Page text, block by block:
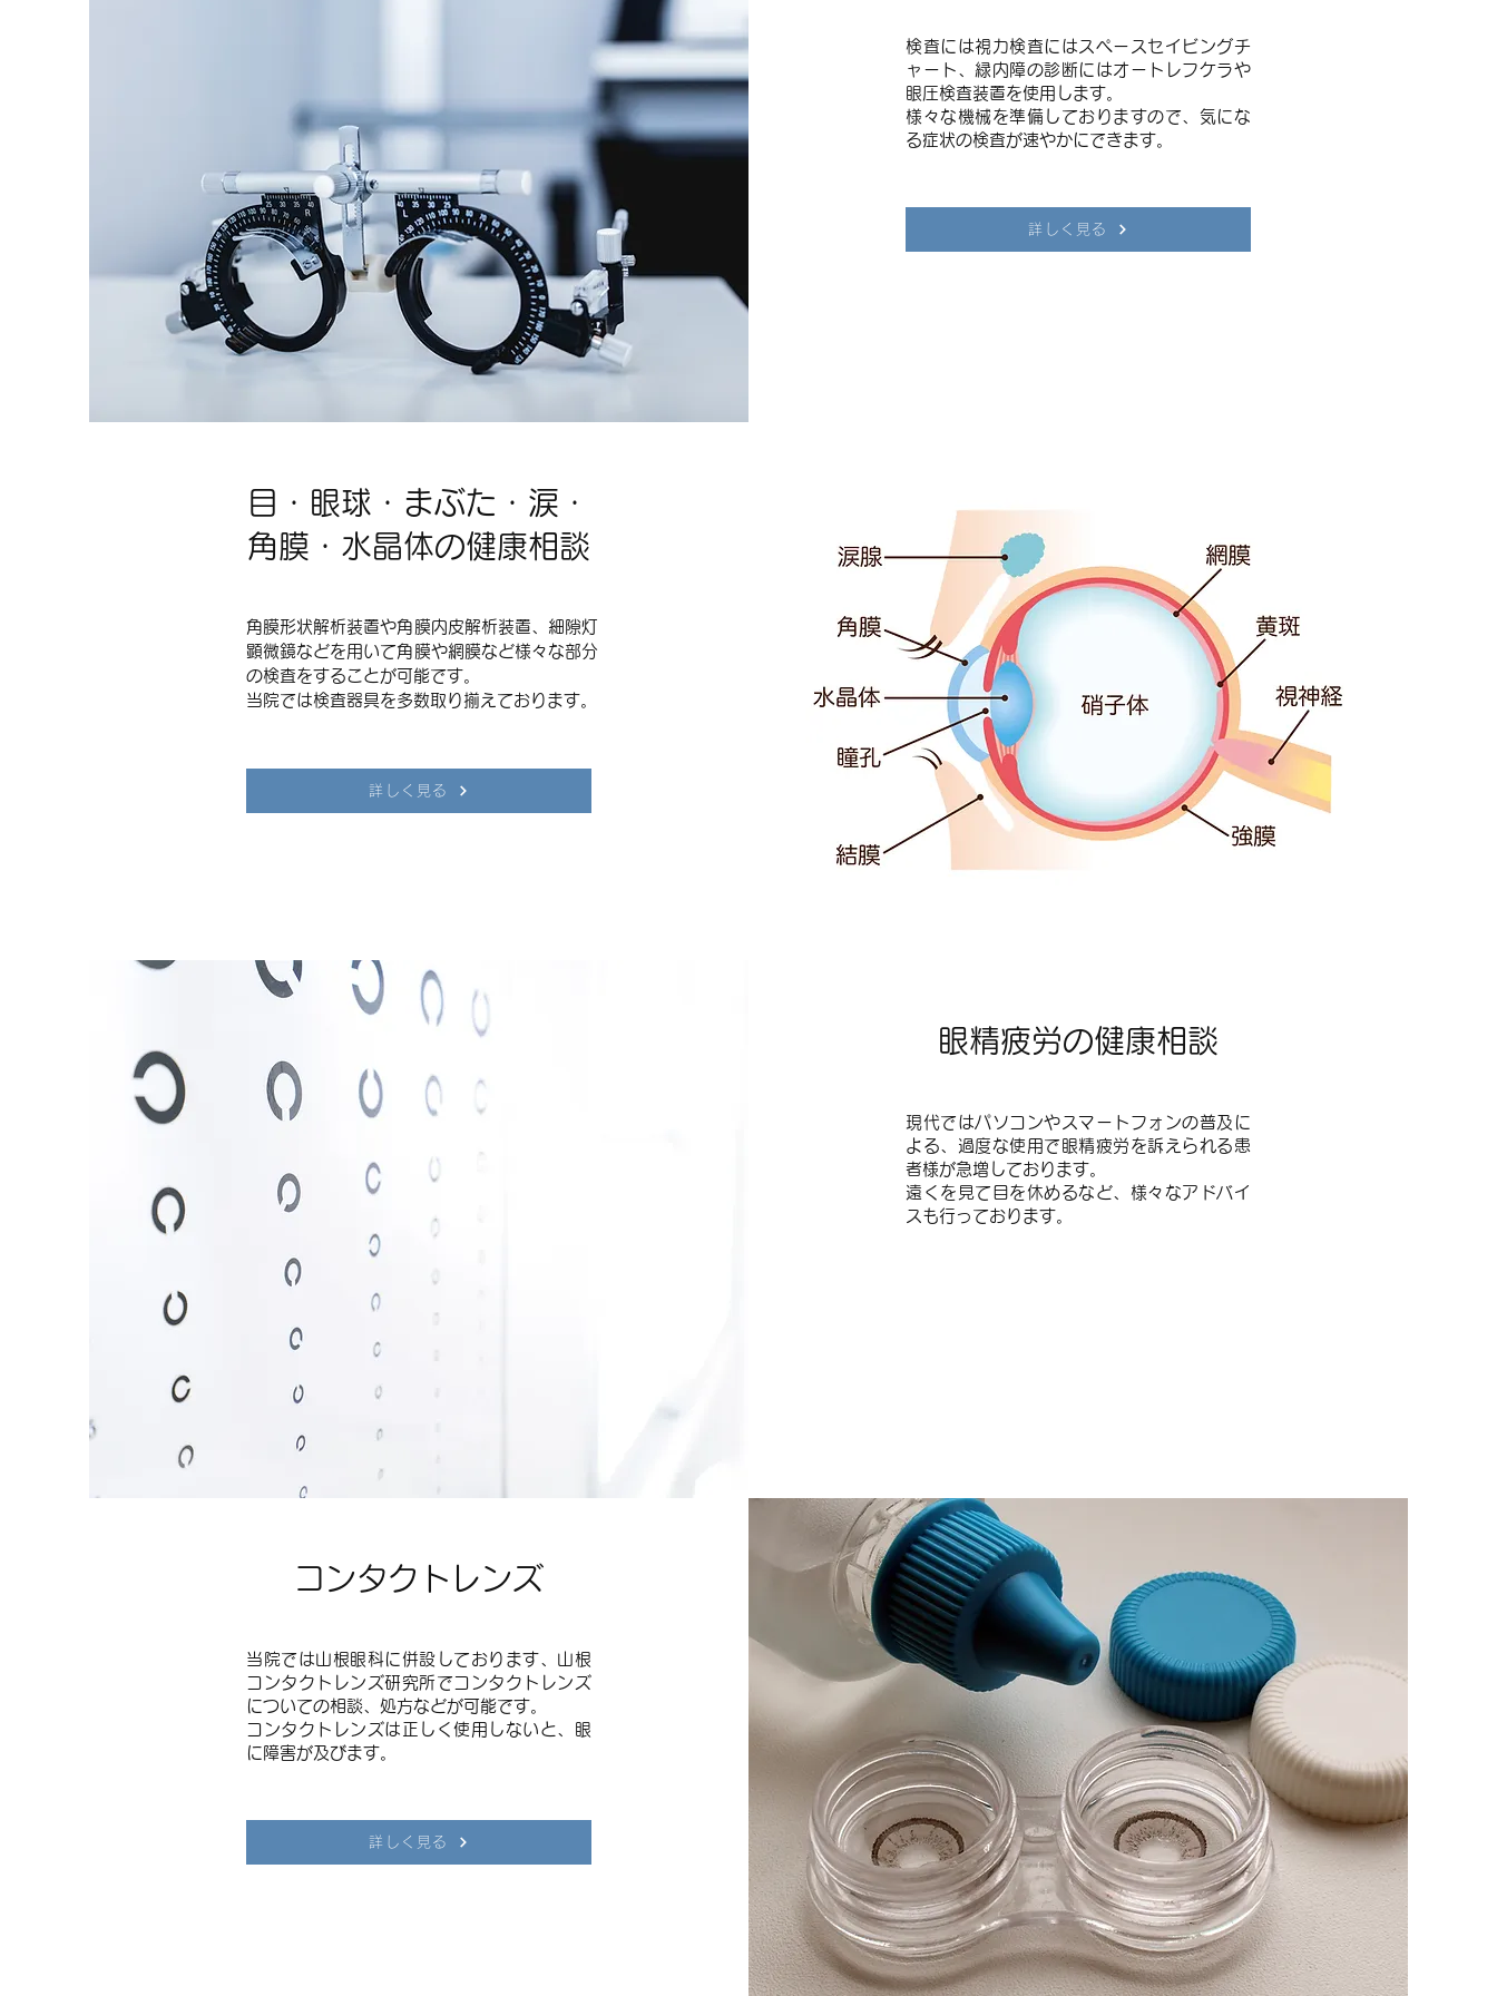
検査には視力検査にはスペースセイビングチ
ャート、緑内障の診断にはオートレフケラや
眼圧検査装置を使用します。
​様々な機械を準備しておりますので、気にな
る症状の検査が速やかにできます。
詳しく見る
目・眼球・まぶた・涙・
角膜・水晶体の健康相談
角膜形状解析装置や角膜内皮解析装置、細隙灯
顕微鏡などを用いて角膜や網膜など様々な部分
の検査をすることが可能です。
​当院では検査器具を多数取り揃えております。
詳しく見る
眼精疲労の健康相談
現代ではパソコンやスマートフォンの普及に
よる、過度な使用で眼精疲労を訴えられる患
者様が急増しております。
​遠くを見て目を休めるなど、様々なアドバイ
スも行っております。
コンタクトレンズ
当院では山根眼科に併設しております、山根
コンタクトレンズ研究所でコンタクトレンズ
についての相談、処方などが可能です。
コンタクトレンズは正しく使用しないと、眼
に障害が及びます。
詳しく見る